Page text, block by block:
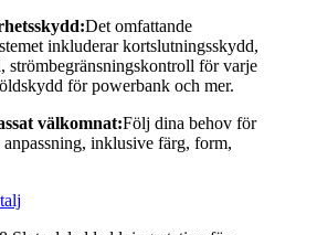
Det omfattande
inkluderar kortslutningsskydd,
strömbegränsningskontroll för varje
för powerbank och mer.
välkomnat:Följ dina behov för
anpassning, inklusive färg, form,